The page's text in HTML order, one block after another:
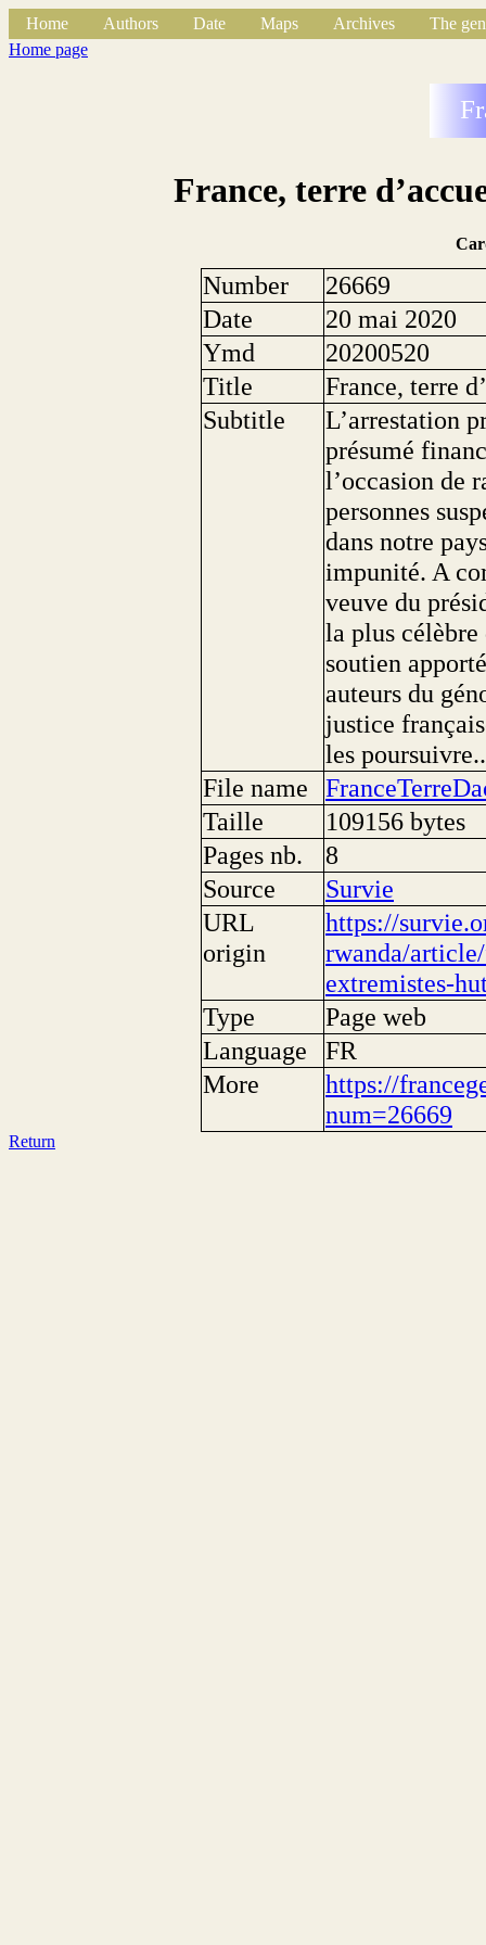
Home Authors Date Maps Archives
The
Home page
France, terre
Number
26669
Date
20 mai 2020
Ymd
20200520
Title
France, terre
Subtitle
L’arrestation
présumé
l’occasion de
personnes
dans notre
impunité. A
veuve du
la plus célèbre
soutien
auteurs du
justice
les
File name
Taille
109156 bytes
Pages nb.
8
Source
Survie
URL
origin
https://
rwanda/
extremistes-
Type
Page web
Language
FR
More
https://
num=26669
Return